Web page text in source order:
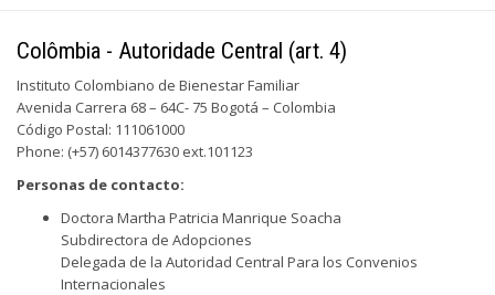
Colômbia - Autoridade Central (art. 4)
Instituto Colombiano de Bienestar Familiar
Avenida Carrera 68 – 64C- 75 Bogotá – Colombia
Código Postal: 111061000
Phone: (+57) 6014377630 ext.101123
Personas de contacto:
Doctora Martha Patricia Manrique Soacha
Subdirectora de Adopciones
Delegada de la Autoridad Central Para los Convenios
Internacionales